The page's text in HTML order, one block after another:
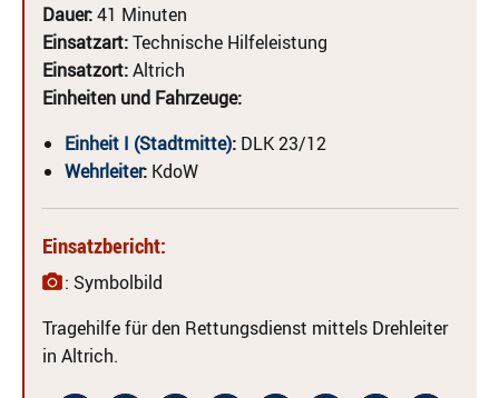
Dauer:41 Minuten
Einsatzart:Technische Hilfeleistung
Einsatzort:Altrich
Einheiten und Fahrzeuge:
Einheit I (Stadtmitte): DLK 23/12
Wehrleiter: KdoW
Einsatzbericht:
: Symbolbild
Tragehilfe für den Rettungsdienst mittels Drehleiter
in Altrich.